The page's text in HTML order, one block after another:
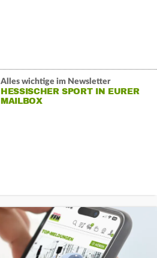
Alles wichtige im Newsletter
HESSISCHER SPORT IN EURER
MAILBOX